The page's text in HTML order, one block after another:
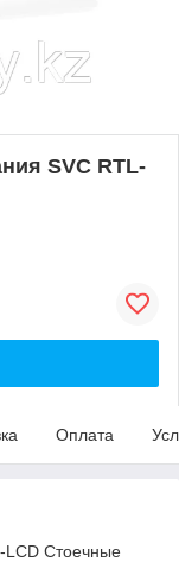
SVC RTL-
Оплата
Cтоечные